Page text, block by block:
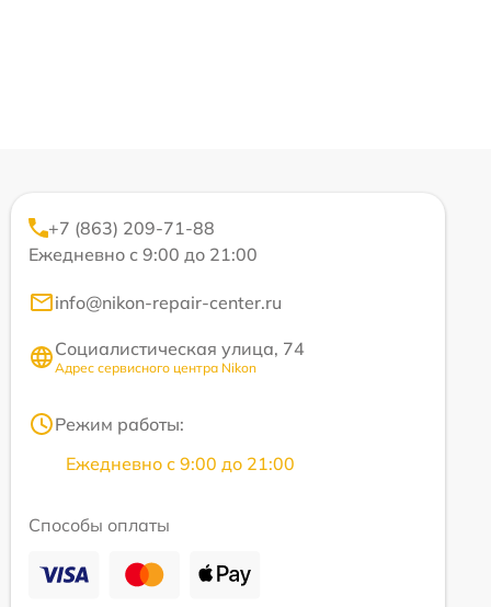
+7 (863) 209-71-88
Ежедневно с 9:00 до 21:00
info@nikon-repair-center.ru
Социалистическая улица, 74
Адрес сервисного центра Nikon
Режим работы:
Ежедневно с 9:00 до 21:00
Способы оплаты